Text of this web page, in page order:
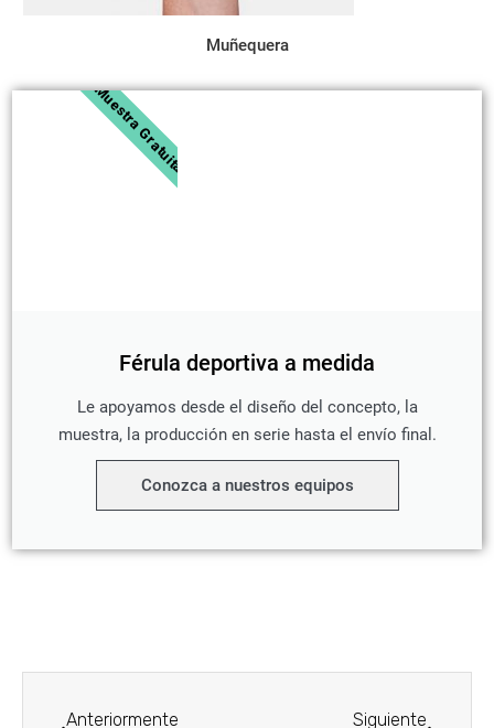
Muñequera
Férula deportiva a medida
Le apoyamos desde el diseño del concepto, la
muestra, la producción en serie hasta el envío final.
Conozca a nuestros equipos
Muestra Gratuita
Anteriormente Siguiente